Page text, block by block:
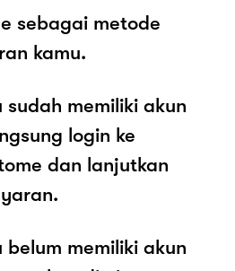
sebagai metode
kamu.
sudah memiliki akun
login ke
dan lanjutkan
belum memiliki akun